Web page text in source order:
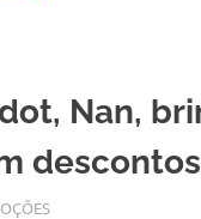
Nan,
6, 2017